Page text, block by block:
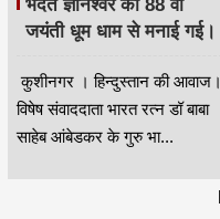
भदंत ज्ञानेश्वर की 88 वीं
जयंती धूम धाम से मनाई गई।
कुशीनगर । हिन्दुस्तान की आवाज।
विषेष संवाददाता भारत रत्न डॉ बाबा
साहेब आंबेडकर के गुरु भा...